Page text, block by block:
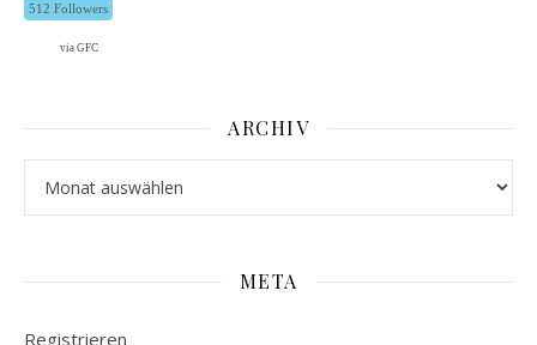
512 Followers
via GFC
ARCHIV
META
Registrieren